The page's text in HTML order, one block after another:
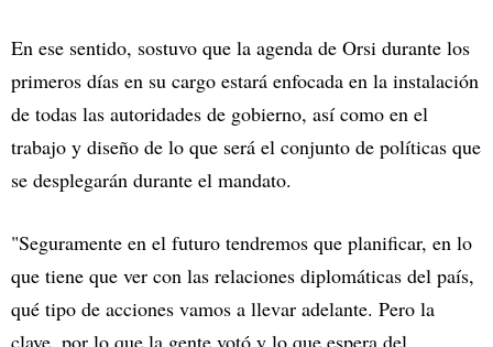
En ese sentido, sostuvo que la agenda de Orsi durante los
primeros días en su cargo estará enfocada en la instalación
de todas las autoridades de gobierno, así como en el
trabajo y diseño de lo que será el conjunto de políticas que
se desplegarán durante el mandato.
"Seguramente en el futuro tendremos que planificar, en lo
que tiene que ver con las relaciones diplomáticas del país,
qué tipo de acciones vamos a llevar adelante. Pero la
clave, por lo que la gente votó y lo que espera del